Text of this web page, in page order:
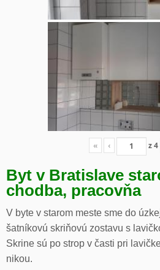
« ‹ z4
Byt v Bratislave
chodba, pracovňa
V byte v starom meste sme do
šatníkovú skriňovú zostavu s
Skrine sú po strop v časti pri
nikou.